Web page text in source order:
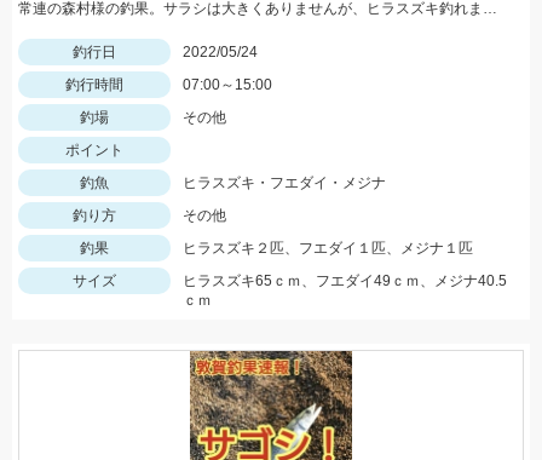
常連の森村様の釣果。サラシは大きくありませんが、ヒラスズキ釣れました！
釣行日
2022/05/24
釣行時間
07:00～15:00
釣場
その他
ポイント
釣魚
ヒラスズキ・フエダイ・メジナ
釣り方
その他
釣果
ヒラスズキ２匹、フエダイ１匹、メジナ１匹
サイズ
ヒラスズキ65ｃｍ、フエダイ49ｃｍ、メジナ40.5
ｃｍ